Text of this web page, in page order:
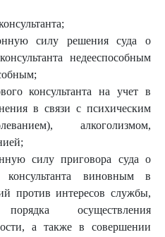
силу решения суда о
недееспособным
консультанта на учет в
в связи с психическим
алкоголизмом,
силу приговора суда о
консультанта виновным в
против интересов службы,
осуществления
а также в совершении